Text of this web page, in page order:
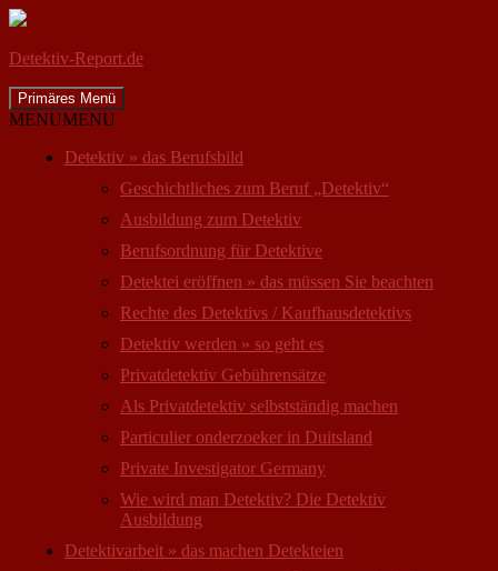
Detektiv-Report.de
Suchen
Primäres Menü
Inhalt
MENUMENU
Detektiv » das Berufsbild
Geschichtliches zum Beruf „Detektiv“
Ausbildung zum Detektiv
Berufsordnung für Detektive
Detektei eröffnen » das müssen Sie beachten
Rechte des Detektivs / Kaufhausdetektivs
Detektiv werden » so geht es
Privatdetektiv Gebührensätze
Als Privatdetektiv selbstständig machen
Particulier onderzoeker in Duitsland
Private Investigator Germany
Wie wird man Detektiv? Die Detektiv
Ausbildung
Detektivarbeit » das machen Detekteien